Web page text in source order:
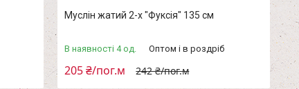
Муслін жатий 2-х "Фуксія" 135 см
В наявності 4 од. Оптом і в роздріб
242 ₴/пог.м
205 ₴/пог.м